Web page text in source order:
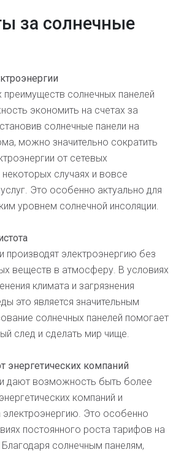
за солнечные
преимуществ солнечных панелей
экономить на счетах за
солнечные панели на
можно значительно сократить
от сетевых
случаях и вовсе
Это особенно актуально для
уровнем солнечной инсоляции.
производят электроэнергию без
веществ в атмосферу. В условиях
климата и загрязнения
это является значительным
солнечных панелей помогает
след и сделать мир чище.
энергетических компаний
дают возможность быть более
компаний и
электроэнергию. Это особенно
постоянного роста тарифов на
солнечным панелям,